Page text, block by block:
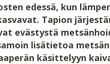
edessä, kun
Tapion
evästystä
lisätietoa
käsittelyyn